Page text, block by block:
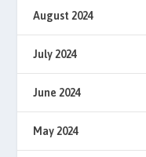
August 2024
July 2024
June 2024
May 2024